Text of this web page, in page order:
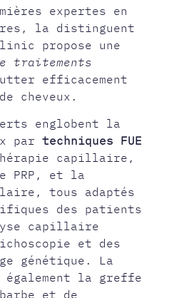
expertes en
la distinguent
propose une
traitements
efficacement
cheveux.
englobent la
partechniques FUE
capillaire,
PRP, et la
tous adaptés
des patients
capillaire
et des
génétique. La
la greffe
et de